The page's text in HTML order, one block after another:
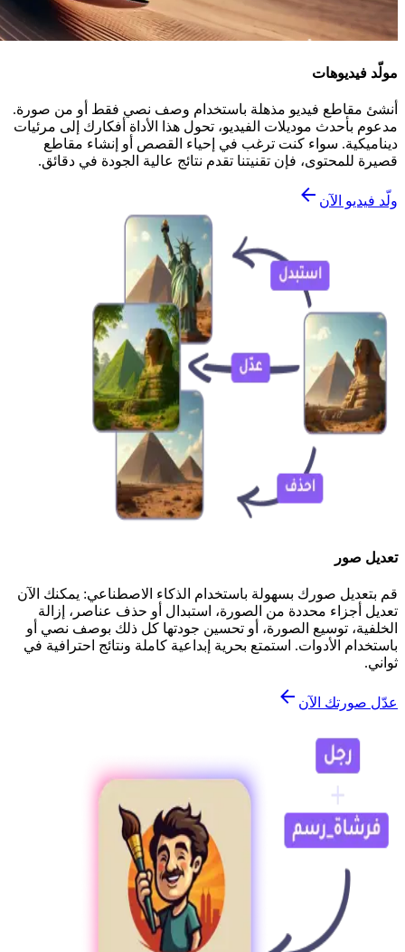
مولّد فيديوهات
أنشئ مقاطع فيديو مذهلة باستخدام وصف نصي فقط أو من صورة.
مدعوم بأحدث موديلات الفيديو، تحول هذا الأداة أفكارك إلى مرئيات
ديناميكية. سواء كنت ترغب في إحياء القصص أو إنشاء مقاطع
قصيرة للمحتوى، فإن تقنيتنا تقدم نتائج عالية الجودة في دقائق.
ولّد فيديو الآن
تعديل صور
قم بتعديل صورك بسهولة باستخدام الذكاء الاصطناعي: يمكنك الآن
تعديل أجزاء محددة من الصورة، استبدال أو حذف عناصر، إزالة
الخلفية، توسيع الصورة، أو تحسين جودتها كل ذلك بوصف نصي أو
باستخدام الأدوات. استمتع بحرية إبداعية كاملة ونتائج احترافية في
ثواني.
عدّل صورتك الآن